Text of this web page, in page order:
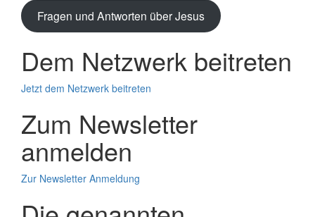
Fragen und Antworten über Jesus
Dem Netzwerk beitreten
Jetzt dem Netzwerk beitreten
Zum Newsletter
anmelden
Zur Newsletter Anmeldung